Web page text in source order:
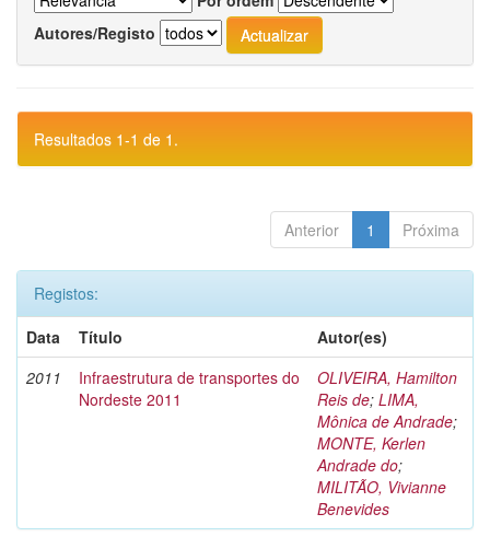
Autores/Registo
Resultados 1-1 de 1.
Anterior 1 Próxima
Registos:
Data
Título
Autor(es)
2011
Infraestrutura de transportes do
Nordeste 2011
OLIVEIRA, Hamilton
Reis de; LIMA,
Mônica de Andrade;
MONTE, Kerlen
Andrade do;
MILITÃO, Vivianne
Benevides